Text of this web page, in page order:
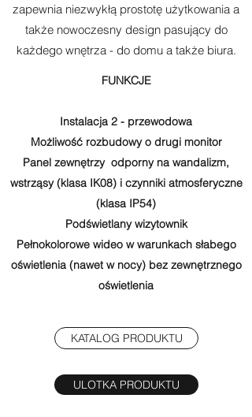
zapewnia niezwykłą prostotę użytkowania a
także nowoczesny design pasujący do
każdego wnętrza - do domu a także biura.
FUNKCJE
Instalacja 2 - przewodowa
Możliwość rozbudowy o drugi monitor
Panel zewnętrzy odporny na wandalizm,
wstrząsy (klasa IK08) i czynniki atmosferyczne
(klasa IP54)
Podświetlany wizytownik
Pełnokolorowe wideo w warunkach słabego
oświetlenia (nawet w nocy) bez zewnętrznego
oświetlenia
KATALOG PRODUKTU
ULOTKA PRODUKTU